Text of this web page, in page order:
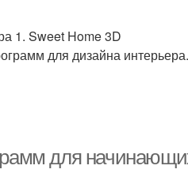
1. Sweet Home 3D
для дизайна
для